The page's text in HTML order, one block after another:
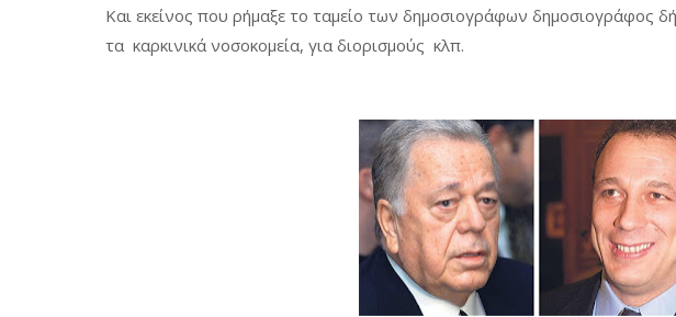
Και εκείνος που ρήμαξε το ταμείο των δημοσιογράφων δημοσιογράφος
τα καρκινικά νοσοκομεία, για διορισμούς κλπ.